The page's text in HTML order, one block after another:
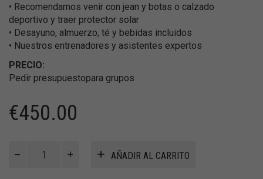
• Recomendamos venir con jean y botas o calzado
deportivo y traer protector solar
• Desayuno, almuerzo, té y bebidas incluidos
• Nuestros entrenadores y asistentes expertos
PRECIO:
Pedir presupuestopara grupos
€450.00
AÑADIR AL CARRITO